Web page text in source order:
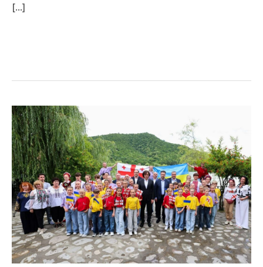
[…]
Прем’єр-
міністр
Грузії
Іраклі
Кобахідзе
зустрівся
з
вихованцями
Київського
Палацу